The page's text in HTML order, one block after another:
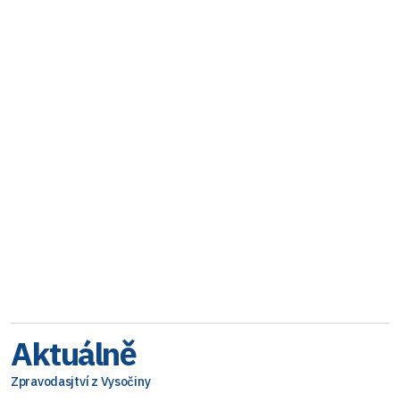
Aktuálně
Zpravodasjtví z Vysočiny